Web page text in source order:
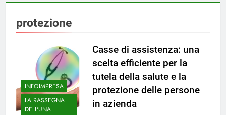
protezione
INFOIMPRESA
LA RASSEGNA
DELL'UNA
Casse di assistenza: una
scelta efficiente per la
tutela della salute e la
protezione delle persone
in azienda